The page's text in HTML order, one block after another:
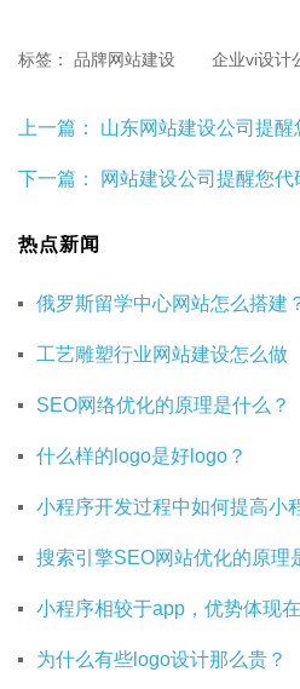
标签： 品牌网站建设 企业vi设计
上一篇： 山东网站建设公司提
下一篇： 网站建设公司提醒您
热点新闻
俄罗斯留学中心网站怎么搭建
工艺雕塑行业网站建设怎么做
SEO网络优化的原理是什么？
什么样的logo是好logo？
小程序开发过程中如何提高小
搜索引擎SEO网站优化的原理
小程序相较于app，优势体现
为什么有些logo设计那么贵？